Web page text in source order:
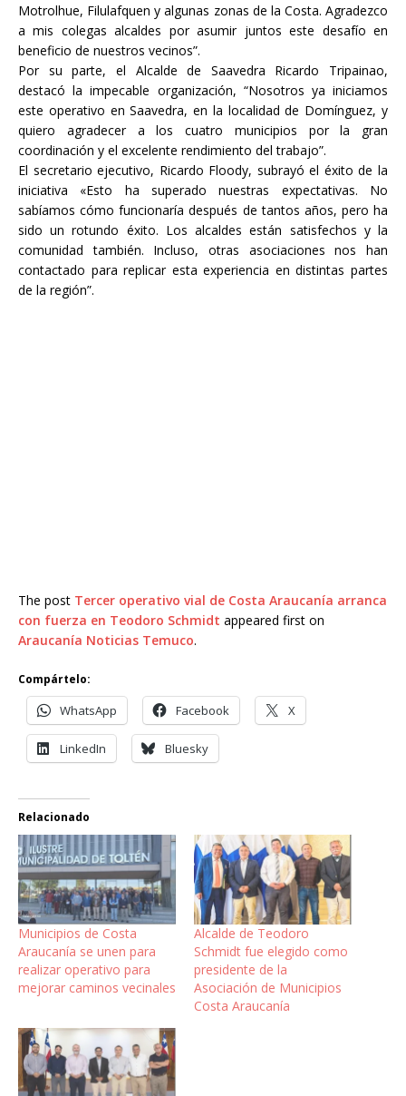
Motrolhue, Filulafquen y algunas zonas de la Costa. Agradezco
a mis colegas alcaldes por asumir juntos este desafío en
beneficio de nuestros vecinos”.
Por su parte, el Alcalde de Saavedra Ricardo Tripainao,
destacó la impecable organización, “Nosotros ya iniciamos
este operativo en Saavedra, en la localidad de Domínguez, y
quiero agradecer a los cuatro municipios por la gran
coordinación y el excelente rendimiento del trabajo”.
El secretario ejecutivo, Ricardo Floody, subrayó el éxito de la
iniciativa «Esto ha superado nuestras expectativas. No
sabíamos cómo funcionaría después de tantos años, pero ha
sido un rotundo éxito. Los alcaldes están satisfechos y la
comunidad también. Incluso, otras asociaciones nos han
contactado para replicar esta experiencia en distintas partes
de la región”.
The post Tercer operativo vial de Costa Araucanía arranca
con fuerza en Teodoro Schmidt appeared first on
Araucanía Noticias Temuco.
Compártelo:
WhatsApp Facebook X
LinkedIn Bluesky
Relacionado
Municipios de Costa
Araucanía se unen para
realizar operativo para
mejorar caminos vecinales
Alcalde de Teodoro
Schmidt fue elegido como
presidente de la
Asociación de Municipios
Costa Araucanía